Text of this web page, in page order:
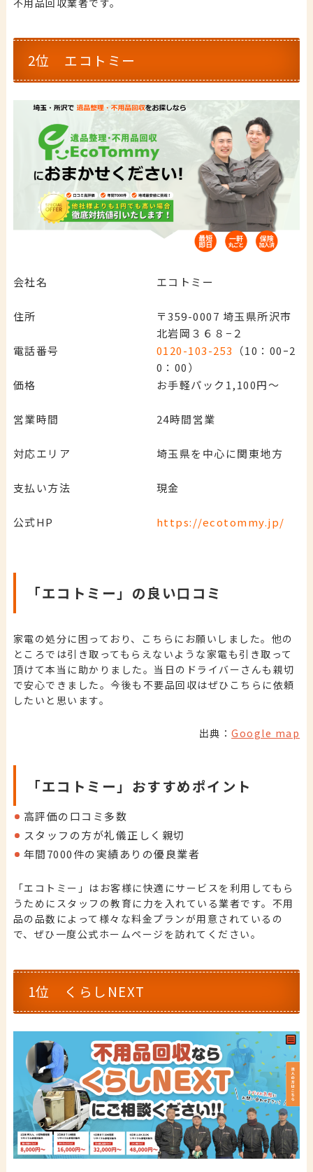
2位 エコトミー
会社名 エコトミー
住所
〒359-0007 埼玉県所沢市
北岩岡３６８−２
電話番号
0120-103-253
（10：00ｰ2
0：00）
価格
お手軽パック1,100円～
営業時間 24時間営業
対応エリア 埼玉県を中心に関東地方
支払い方法 現金
公式HP https://ecotommy.jp/
「エコトミー」の良い口コミ
家電の処分に困っており、こちらにお願いしました。他の
ところでは引き取ってもらえないような家電も引き取って
頂けて本当に助かりました。当日のドライバーさんも親切
で安心できました。今後も不要品回収はぜひこちらに依頼
したいと思います。
出典：Google map
「エコトミー」おすすめポイント
高評価の口コミ多数
スタッフの方が礼儀正しく親切
年間7000件の実績ありの優良業者
「エコトミー」はお客様に快適にサービスを利用してもら
うためにスタッフの教育に力を入れている業者です。不用
品の品数によって様々な料金プランが用意されているの
で、ぜひ一度公式ホームページを訪れてください。
1位 くらしNEXT